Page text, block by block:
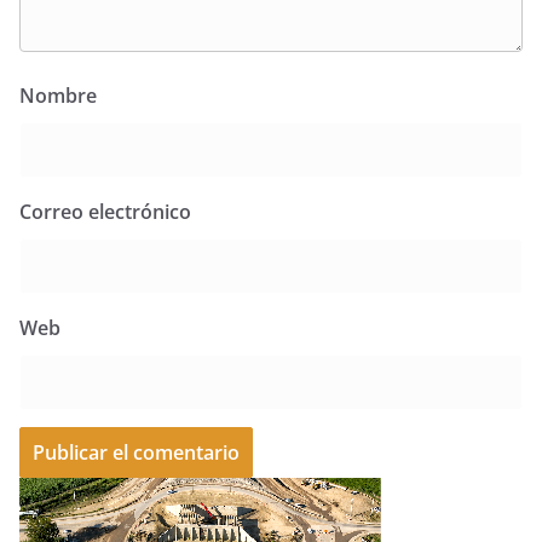
Nombre
Correo electrónico
Web
A
l